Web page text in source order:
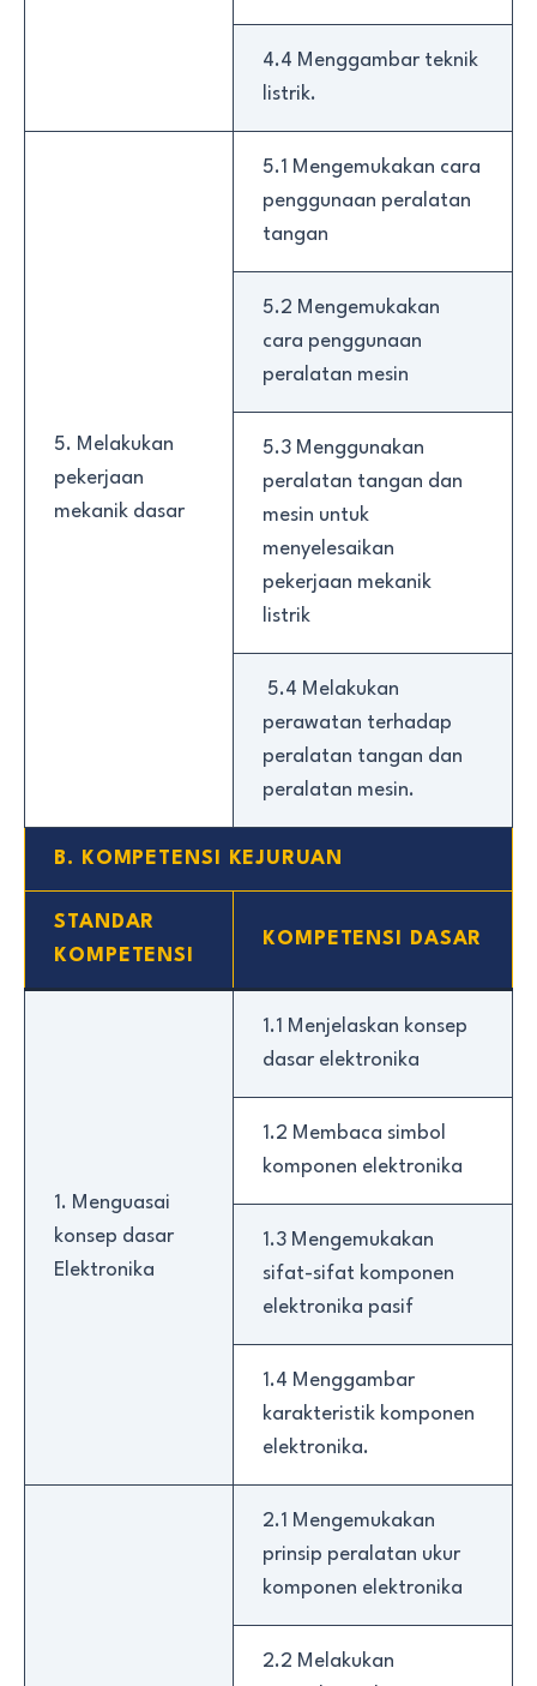
4.4 Menggambar teknik
listrik.
5. Melakukan
pekerjaan
mekanik dasar
5.1 Mengemukakan cara
penggunaan peralatan
tangan
5.2 Mengemukakan
cara penggunaan
peralatan mesin
5.3 Menggunakan
peralatan tangan dan
mesin untuk
menyelesaikan
pekerjaan mekanik
listrik
5.4 Melakukan
perawatan terhadap
peralatan tangan dan
peralatan mesin.
B. KOMPETENSI KEJURUAN
STANDAR
KOMPETENSI
KOMPETENSI DASAR
1. Menguasai
konsep dasar
Elektronika
1.1 Menjelaskan konsep
dasar elektronika
1.2 Membaca simbol
komponen elektronika
1.3 Mengemukakan
sifat-sifat komponen
elektronika pasif
1.4 Menggambar
karakteristik komponen
elektronika.
2.1 Mengemukakan
prinsip peralatan ukur
komponen elektronika
2.2 Melakukan